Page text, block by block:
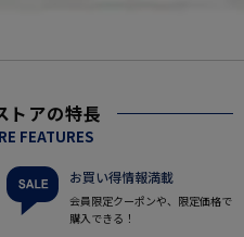
トアの特長
FEATURES
お買い得情報満載
会員限定クーポンや、限定価格で
購入できる！